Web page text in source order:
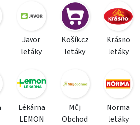
Javor
letáky
Košík.cz
letáky
Krásno
letáky
Lékárna
LEMON
Můj
Obchod
Norma
letáky